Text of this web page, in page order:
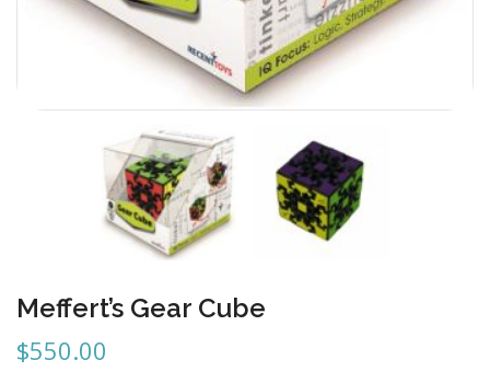
Lingao
MoHuanShoSu
Meffert’s Gear Cube
$550.00